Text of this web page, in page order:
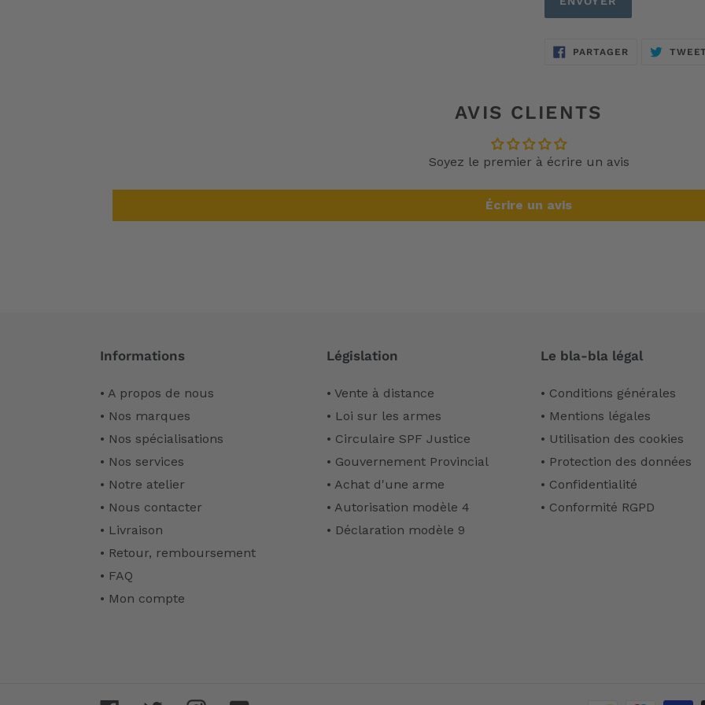
PARTAGERPARTAGER
AVIS CLIENTS
Soyez le premier à écrire un avis
Écrire un avis
Informations
• A propos de nous
• Nos marques
• Nos spécialisations
• Nos services
• Notre atelier
• Nous contacter
• Livraison
• Retour, remboursement
• FAQ
• Mon compte
Législation
• Vente à distance
• Loi sur les armes
• Circulaire SPF Justice
• Gouvernement Provincial
• Achat d'une arme
• Autorisation modèle 4
• Déclaration modèle 9
Le bla-bla légal
• Conditions générales
• Mentions légales
• Utilisation des cookies
• Protection des données
• Confidentialité
• Conformité RGPD